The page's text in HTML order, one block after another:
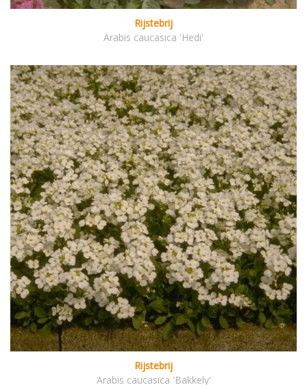
Rijstebrij
Arabis caucasica 'Hedi'
Rijstebrij
Arabis caucasica 'Bakkely'